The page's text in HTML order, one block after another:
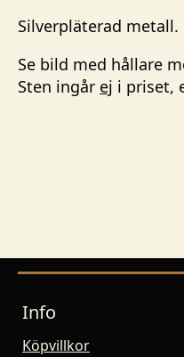
Silverpläterad metall.
Se bild med hållare
Sten ingår ej i priset,
Info
Köpvillkor